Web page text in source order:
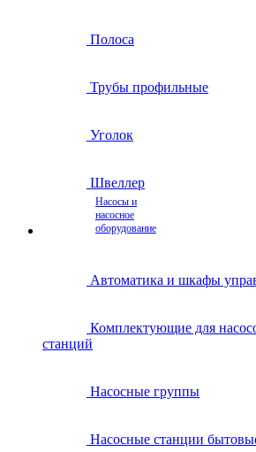
Полоса
Трубы профильные
Уголок
Швеллер
Насосы и
насосное
оборудование
Автоматика и шкафы
Комплектующие для
станций
Насосные группы
Насосные станции